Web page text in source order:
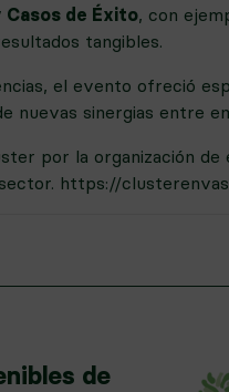
de Éxito, con
tangibles.
el evento ofreció
nuevas sinergias entre
por la organización
https://
de